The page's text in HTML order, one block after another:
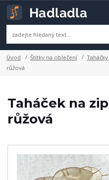
Úvod Štítky na oblečení
růžová
Taháček na
růžová